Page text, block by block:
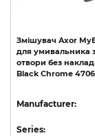
Змішувач Axor
для умивальника
отвори без
Black Chrome
Manufacturer:
Series: